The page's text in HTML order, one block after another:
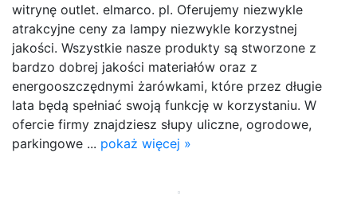
witrynę outlet. elmarco. pl. Oferujemy niezwykle
atrakcyjne ceny za lampy niezwykle korzystnej
jakości. Wszystkie nasze produkty są stworzone z
bardzo dobrej jakości materiałów oraz z
energooszczędnymi żarówkami, które przez długie
lata będą spełniać swoją funkcję w korzystaniu. W
ofercie firmy znajdziesz słupy uliczne, ogrodowe,
parkingowe ... pokaż więcej »